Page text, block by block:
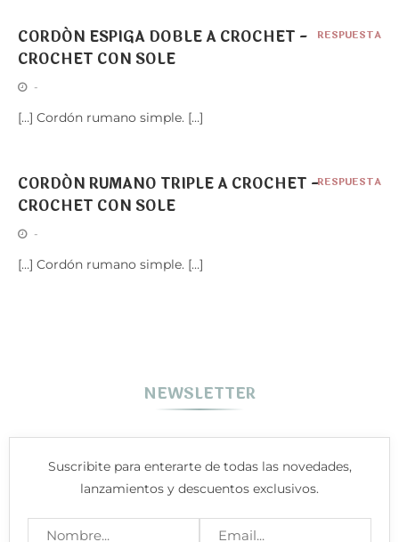
CORDÓN ESPIGA DOBLE A CROCHET -
CROCHET CON SOLE
-
[…] Cordón rumano simple. […]
RESPUESTA
CORDÓN RUMANO TRIPLE A CROCHET -
CROCHET CON SOLE
-
[…] Cordón rumano simple. […]
RESPUESTA
NEWSLETTER
Suscribite para enterarte de todas las novedades,
lanzamientos y descuentos exclusivos.